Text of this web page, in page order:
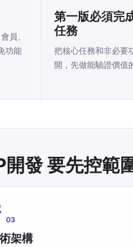
員、
功能
第一版必須完
任務
把核心任務和非必要
開，先做能驗證價值
開發 要先控範
03
架構